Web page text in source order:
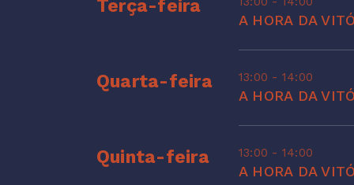
Terça-feira
A HORA DA
Quarta-feira 13:00 - 14:00
A HORA DA
Quinta-feira 13:00 - 14:00
A HORA DA